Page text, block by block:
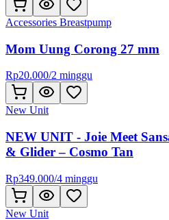
Accessories Breastpump
Mom Uung Corong 27 mm
Rp20.000/2 minggu
New Unit
NEW UNIT - Joie Meet
& Glider – Cosmo Tan
Rp349.000/4 minggu
New Unit